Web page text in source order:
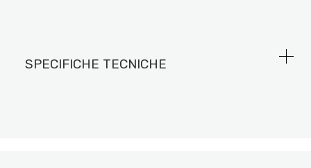
SPECIFICHE TECNICHE